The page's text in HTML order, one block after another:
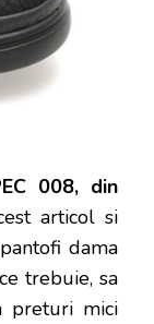
008, din
articol si
dama
trebuie, sa
preturi mici